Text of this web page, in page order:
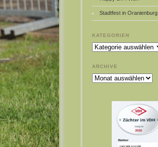
Stadtfest in Oranienburg
KATEGORIEN
Kategorien
ARCHIVE
Archive